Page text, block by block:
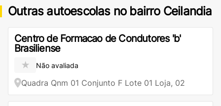
Outras autoescolas no bairro Ceilandia
Centro de Formacao de Condutores 'b'
Brasiliense
★ Não avaliada
Quadra Qnm 01 Conjunto F Lote 01 Loja, 02